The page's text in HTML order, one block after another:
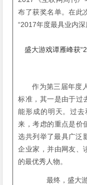
布了获奖名单。在此
“2017年度最具业内深
盛大游戏谭雁峰获
作为第三届年度
标准，其一是由于过
能形成的明天。过
来，考虑的重点是价
选共列举了最具广泛
企业家，并由网友、
的最优秀人物。
最终，盛大游